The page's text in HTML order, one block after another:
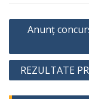
Navigare
articole
Anunț
REZULTATE